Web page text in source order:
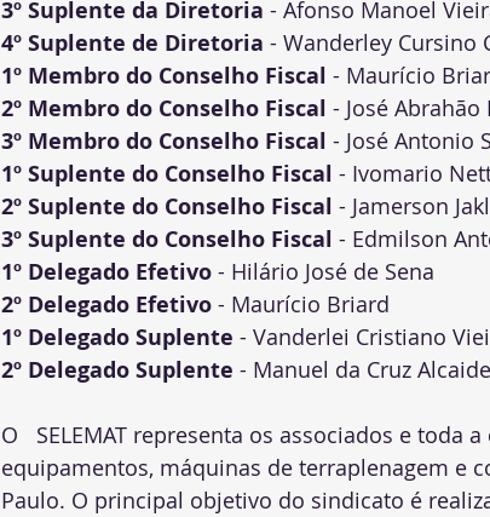
3º Suplente da Diretoria - Afonso Manoel
4º Suplente de Diretoria - Wanderley Cursino
1º Membro do Conselho Fiscal - Maurício
2º Membro do Conselho Fiscal - José Abrahão
3º Membro do Conselho Fiscal - José Antonio
1º Suplente do Conselho Fiscal - Ivomario
2º Suplente do Conselho Fiscal - Jamerson
3º Suplente do Conselho Fiscal - Edmilson
1º Delegado Efetivo - Hilário José de Sena
2º Delegado Efetivo - Maurício Briard
1º Delegado Suplente - Vanderlei Cristiano
2º Delegado Suplente - Manuel da Cruz Alcaide
O   SELEMAT representa os associados e toda
equipamentos, máquinas de terraplenagem e
Paulo. O principal objetivo do sindicato é